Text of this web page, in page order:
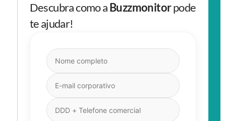
Descubra como aBuzzmonitorpode
te ajudar!